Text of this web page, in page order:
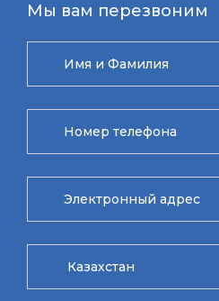
Мы вам перезвоним